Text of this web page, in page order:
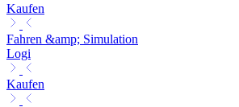
Kaufen
Fahren &amp; Simulation
Logi
Kaufen